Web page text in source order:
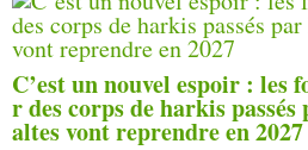
C’est un nouvel espoir : les
r des corps de harkis
altes vont reprendre en 2027